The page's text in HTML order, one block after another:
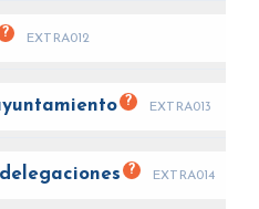
? EXTRA012
? EXTRA013
delegaciones ? EXTRA014